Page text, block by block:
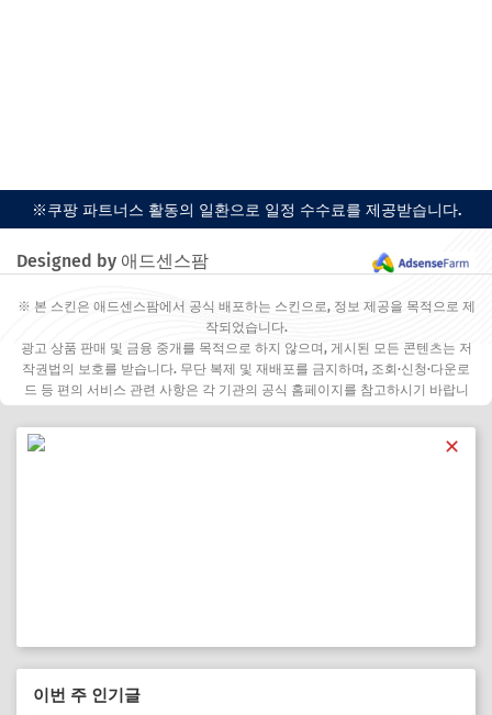
※쿠팡 파트너스 활동의 일환으로 일정 수수료를 제공받습니다.
Designed by 애드센스팜
※ 본 스킨은 애드센스팜에서 공식 배포하는 스킨으로, 정보 제공을 목적으로 제
작되었습니다.
광고 상품 판매 및 금융 중개를 목적으로 하지 않으며, 게시된 모든 콘텐츠는 저
작권법의 보호를 받습니다. 무단 복제 및 재배포를 금지하며, 조회·신청·다운로
드 등 편의 서비스 관련 사항은 각 기관의 공식 홈페이지를 참고하시기 바랍니
✕
이번 주 인기글